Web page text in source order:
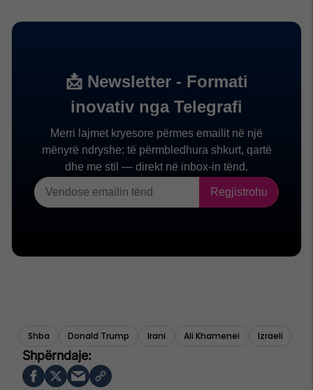
Shba Donald Trump Irani Ali Khamenei Izraeli